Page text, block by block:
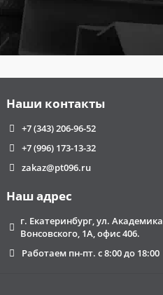
Наши контакты
+7 (343) 206-96-52
+7 (996) 173-13-32
zakaz@pt096.ru
Наш адрес
г. Екатеринбург, ул. Академика
Вонсовского, 1А, офис 406.
Работаем пн-пт. с 8:00 до 18:00